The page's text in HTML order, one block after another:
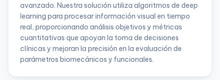
avanzado. Nuestra solución utiliza algoritmos de deep
learning para procesar información visual en tiempo
real, proporcionando análisis objetivos y métricas
cuantitativas que apoyan la toma de decisiones
clínicas y mejoran la precisión en la evaluación de
parámetros biomecánicos y funcionales.